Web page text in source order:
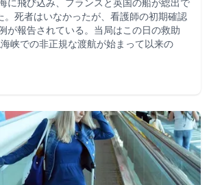
に飛び込み、フランスと英国の船が総出で
。死者はいなかったが、看護師の初期確認
が報告されている。当局はこの日の救助
峡での非正規な渡航が始まって以来の